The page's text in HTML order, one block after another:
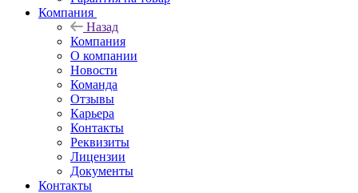
Компания
Назад
Компания
О компании
Новости
Команда
Отзывы
Карьера
Контакты
Реквизиты
Лицензии
Документы
Контакты